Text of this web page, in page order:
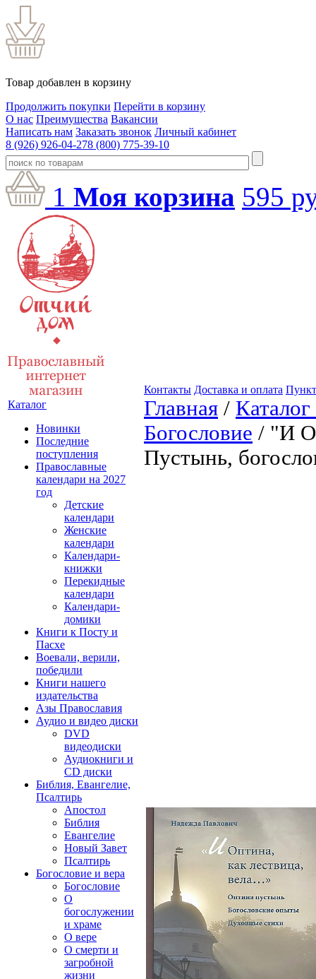
Товар добавлен в корзину
Продолжить покупки Перейти в корзину
О нас Преимущества Вакансии
Написать нам Заказать звонок Личный кабинет
8 (926) 926-04-278 (800) 775-39-10
1 Моя корзина 595
Каталог
Новинки
Последние
поступления
Православные
календари на 2027
год
Детские
календари
Женские
календари
Календари-
книжки
Перекидные
календари
Календари-
домики
Книги к Посту и
Пасхе
Воевали, верили,
победили
Книги нашего
издательства
Азы Православия
Аудио и видео диски
DVD
видеодиски
Аудиокниги и
CD диски
Библия, Евангелие,
Псалтирь
Апостол
Библия
Евангелие
Новый Завет
Псалтирь
Богословие и вера
Богословие
О
богослужении
и храме
О вере
О смерти и
загробной
жизни
Контакты Доставка и оплата
Главная /
Богословие / "И
Пустынь,